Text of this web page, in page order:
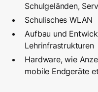
Schulgeländen,
Schulisches WLAN
Aufbau und
Lehrinfrastrukturen
Hardware, wie
mobile Endgeräte